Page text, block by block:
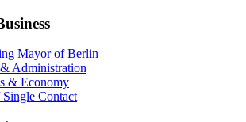
Mayor of Berlin
Administration
& Economy
Contact